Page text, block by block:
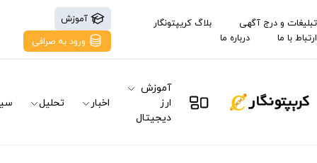
تبلیغات و درج آگهی
بلاگ کریپتونگار
ارتباط با ما
درباره ما
آموزش
ورود به صرافی
آموزش
ارز
دیجیتال
اخبار تحلیل